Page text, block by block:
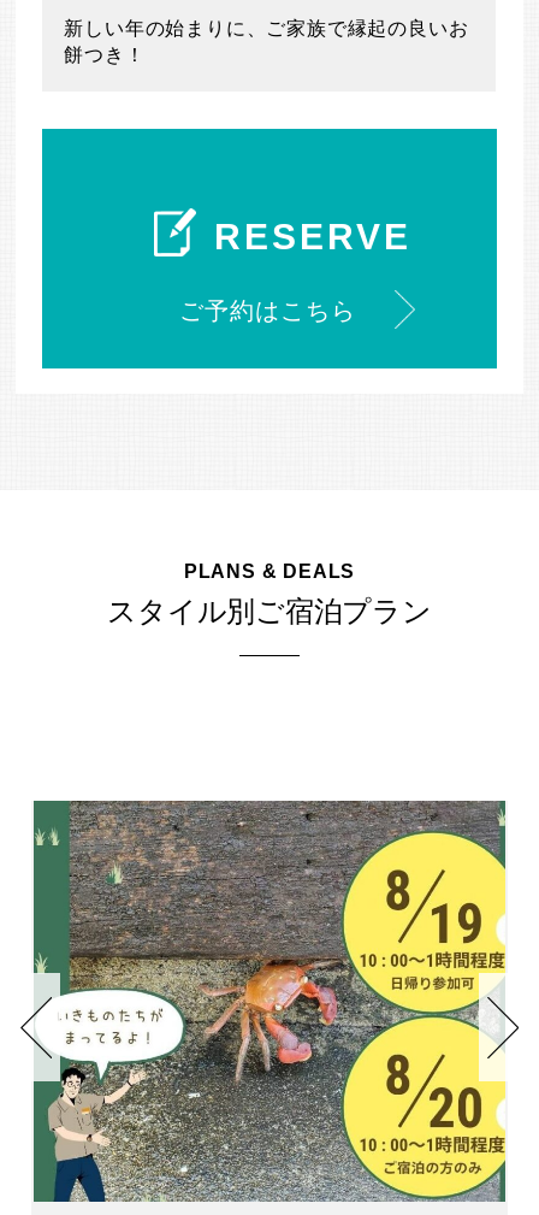
新しい年の始まりに、ご家族で縁起の良いお
餅つき！
RESERVE
ご予約はこちら
PLANS & DEALS
スタイル別ご宿泊プラン